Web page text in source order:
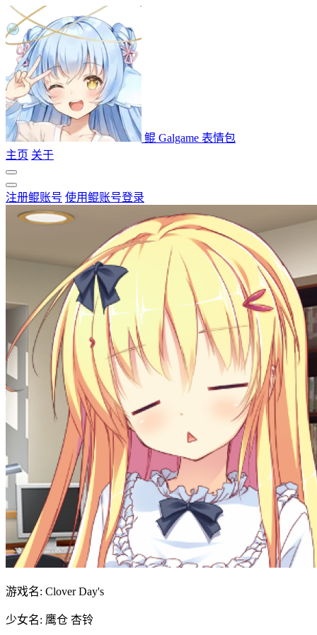
鲲 Galgame 表情包
主页 关于
注册鲲账号 使用鲲账号登录
游戏名: Clover Day's
少女名: 鹰仓 杏铃